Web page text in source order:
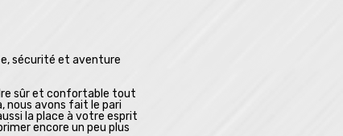
sécurité et aventure
sûr et confortable tout
nous avons fait le pari
la place à votre esprit
encore un peu plus